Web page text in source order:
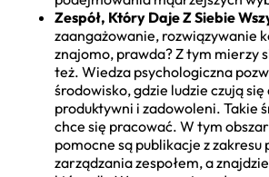
Zespół, Który Daje Z Siebie
zaangażowanie, rozwiązywanie
znajomo, prawda? Z tym mierzy
też. Wiedza psychologiczna
środowisko, gdzie ludzie czują się
produktywni i zadowoleni. Takie
chce się pracować. W tym
pomocne są publikacje z zakresu
zarządzania zespołem, a